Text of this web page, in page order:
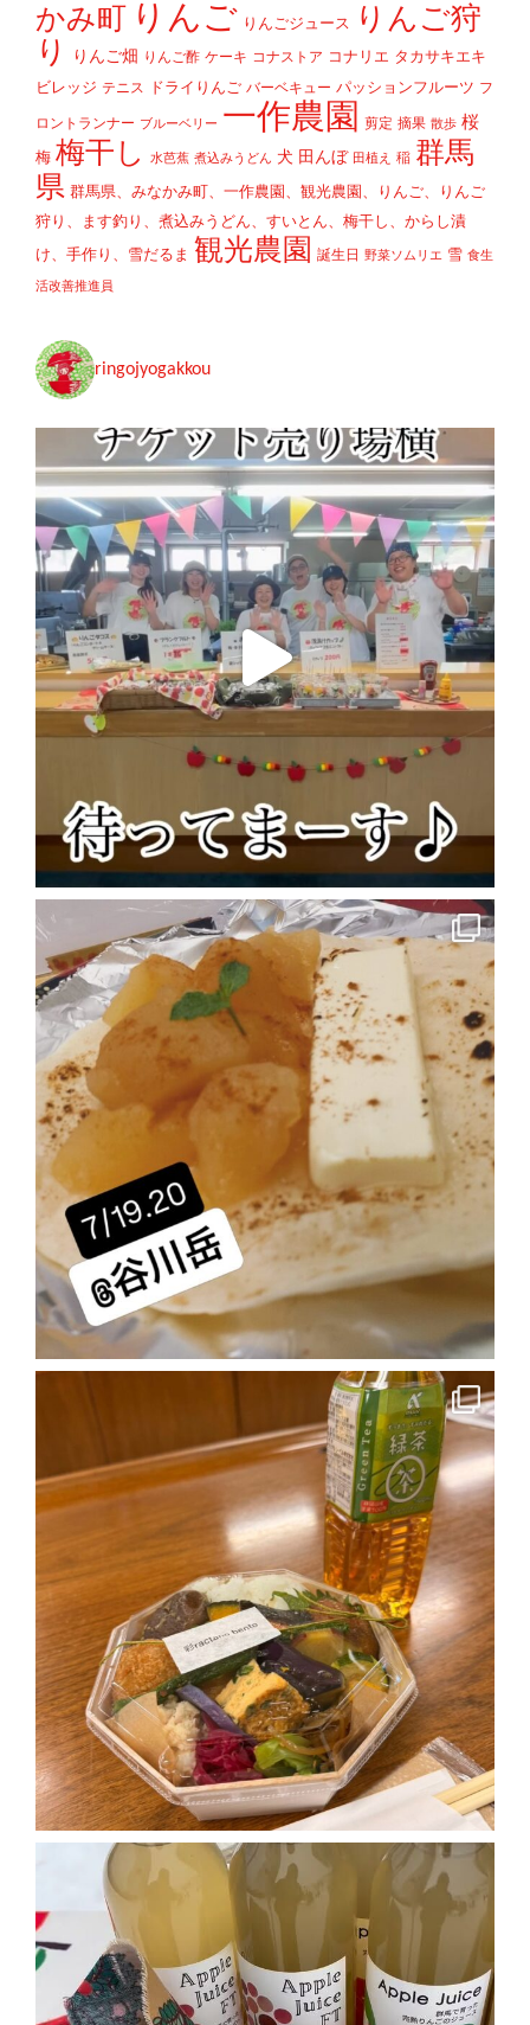
かみ町
りんご りんごジュース
りんご狩
り
りんご畑 りんご酢 ケーキ コナストア コナリエ タカサキエキ
ビレッジ テニス ドライりんご バーベキュー パッションフルーツ フ
ロントランナー ブルーベリー 一作農園 剪定 摘果 散歩 桜
梅 梅干し 水芭蕉 煮込みうどん 犬 田んぼ 田植え 稲 群馬
県 群馬県、みなかみ町、一作農園、観光農園、りんご、りんご
狩り、ます釣り、煮込みうどん、すいとん、梅干し、からし漬
け、手作り、雪だるま 観光農園 誕生日 野菜ソムリエ 雪 食生
活改善推進員
ringojyogakkou